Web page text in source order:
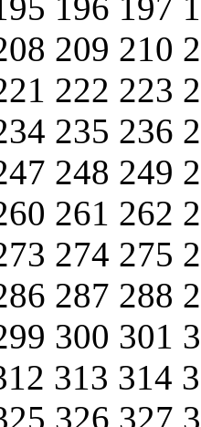
196 197
209 210
222 223
235 236
248 249
261 262
274 275
287 288
300 301
313 314
326 327